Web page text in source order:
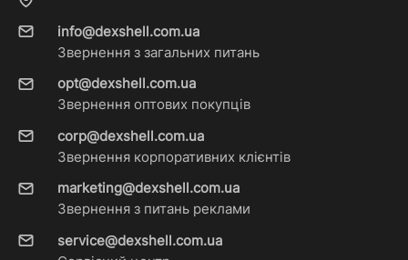
info@dexshell.com.ua
Звернення з загальних питань
opt@dexshell.com.ua
Звернення оптових покупців
corp@dexshell.com.ua
Звернення корпоративних клієнтів
marketing@dexshell.com.ua
Звернення з питань реклами
service@dexshell.com.ua